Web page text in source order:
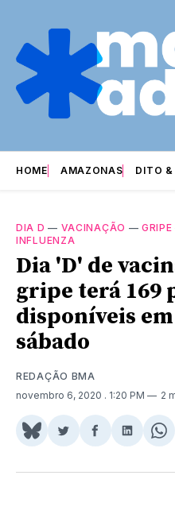
HOME AMAZONAS DITO &
DIA D — VACINAÇÃO —GRIPE
INFLUENZA
Dia 'D' de
gripe terá 169
disponíveis
sábado
REDAÇÃO BMA
novembro 6, 2020 . 1:20 PM 2
Share
BlueSky
Compartilhar
Twitter
Compartilhar
Facebook